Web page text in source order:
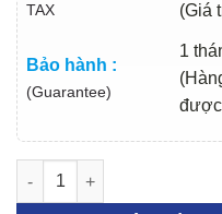
TAX
(Giá
Bảo hành :
(Guarantee)
1
được
TIẾP ĐIỂM VÔ LĂNG KIA